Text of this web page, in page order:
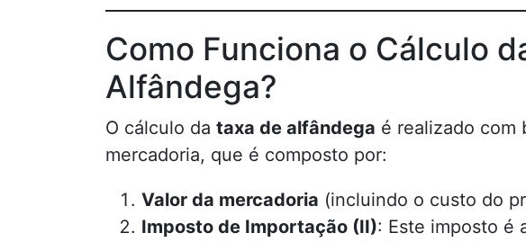
Como Funciona o Cálculo
Alfândega?
O cálculo da taxa de alfândega é realizado com
mercadoria, que é composto por:
Valor da mercadoria (incluindo o custo do
Imposto de Importação (II): Este imposto é